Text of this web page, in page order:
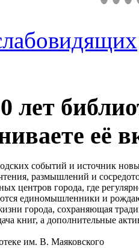
лет
её
событий и источник
размышлений и
центров города, где
единомышленники и
города, сохраняющая
книг, а дополнительные
им. В. Маяковского